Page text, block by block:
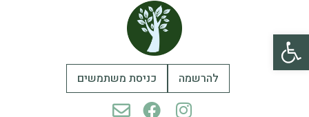
פתח סרגל נגישות
להרשמה כניסת משתמשים